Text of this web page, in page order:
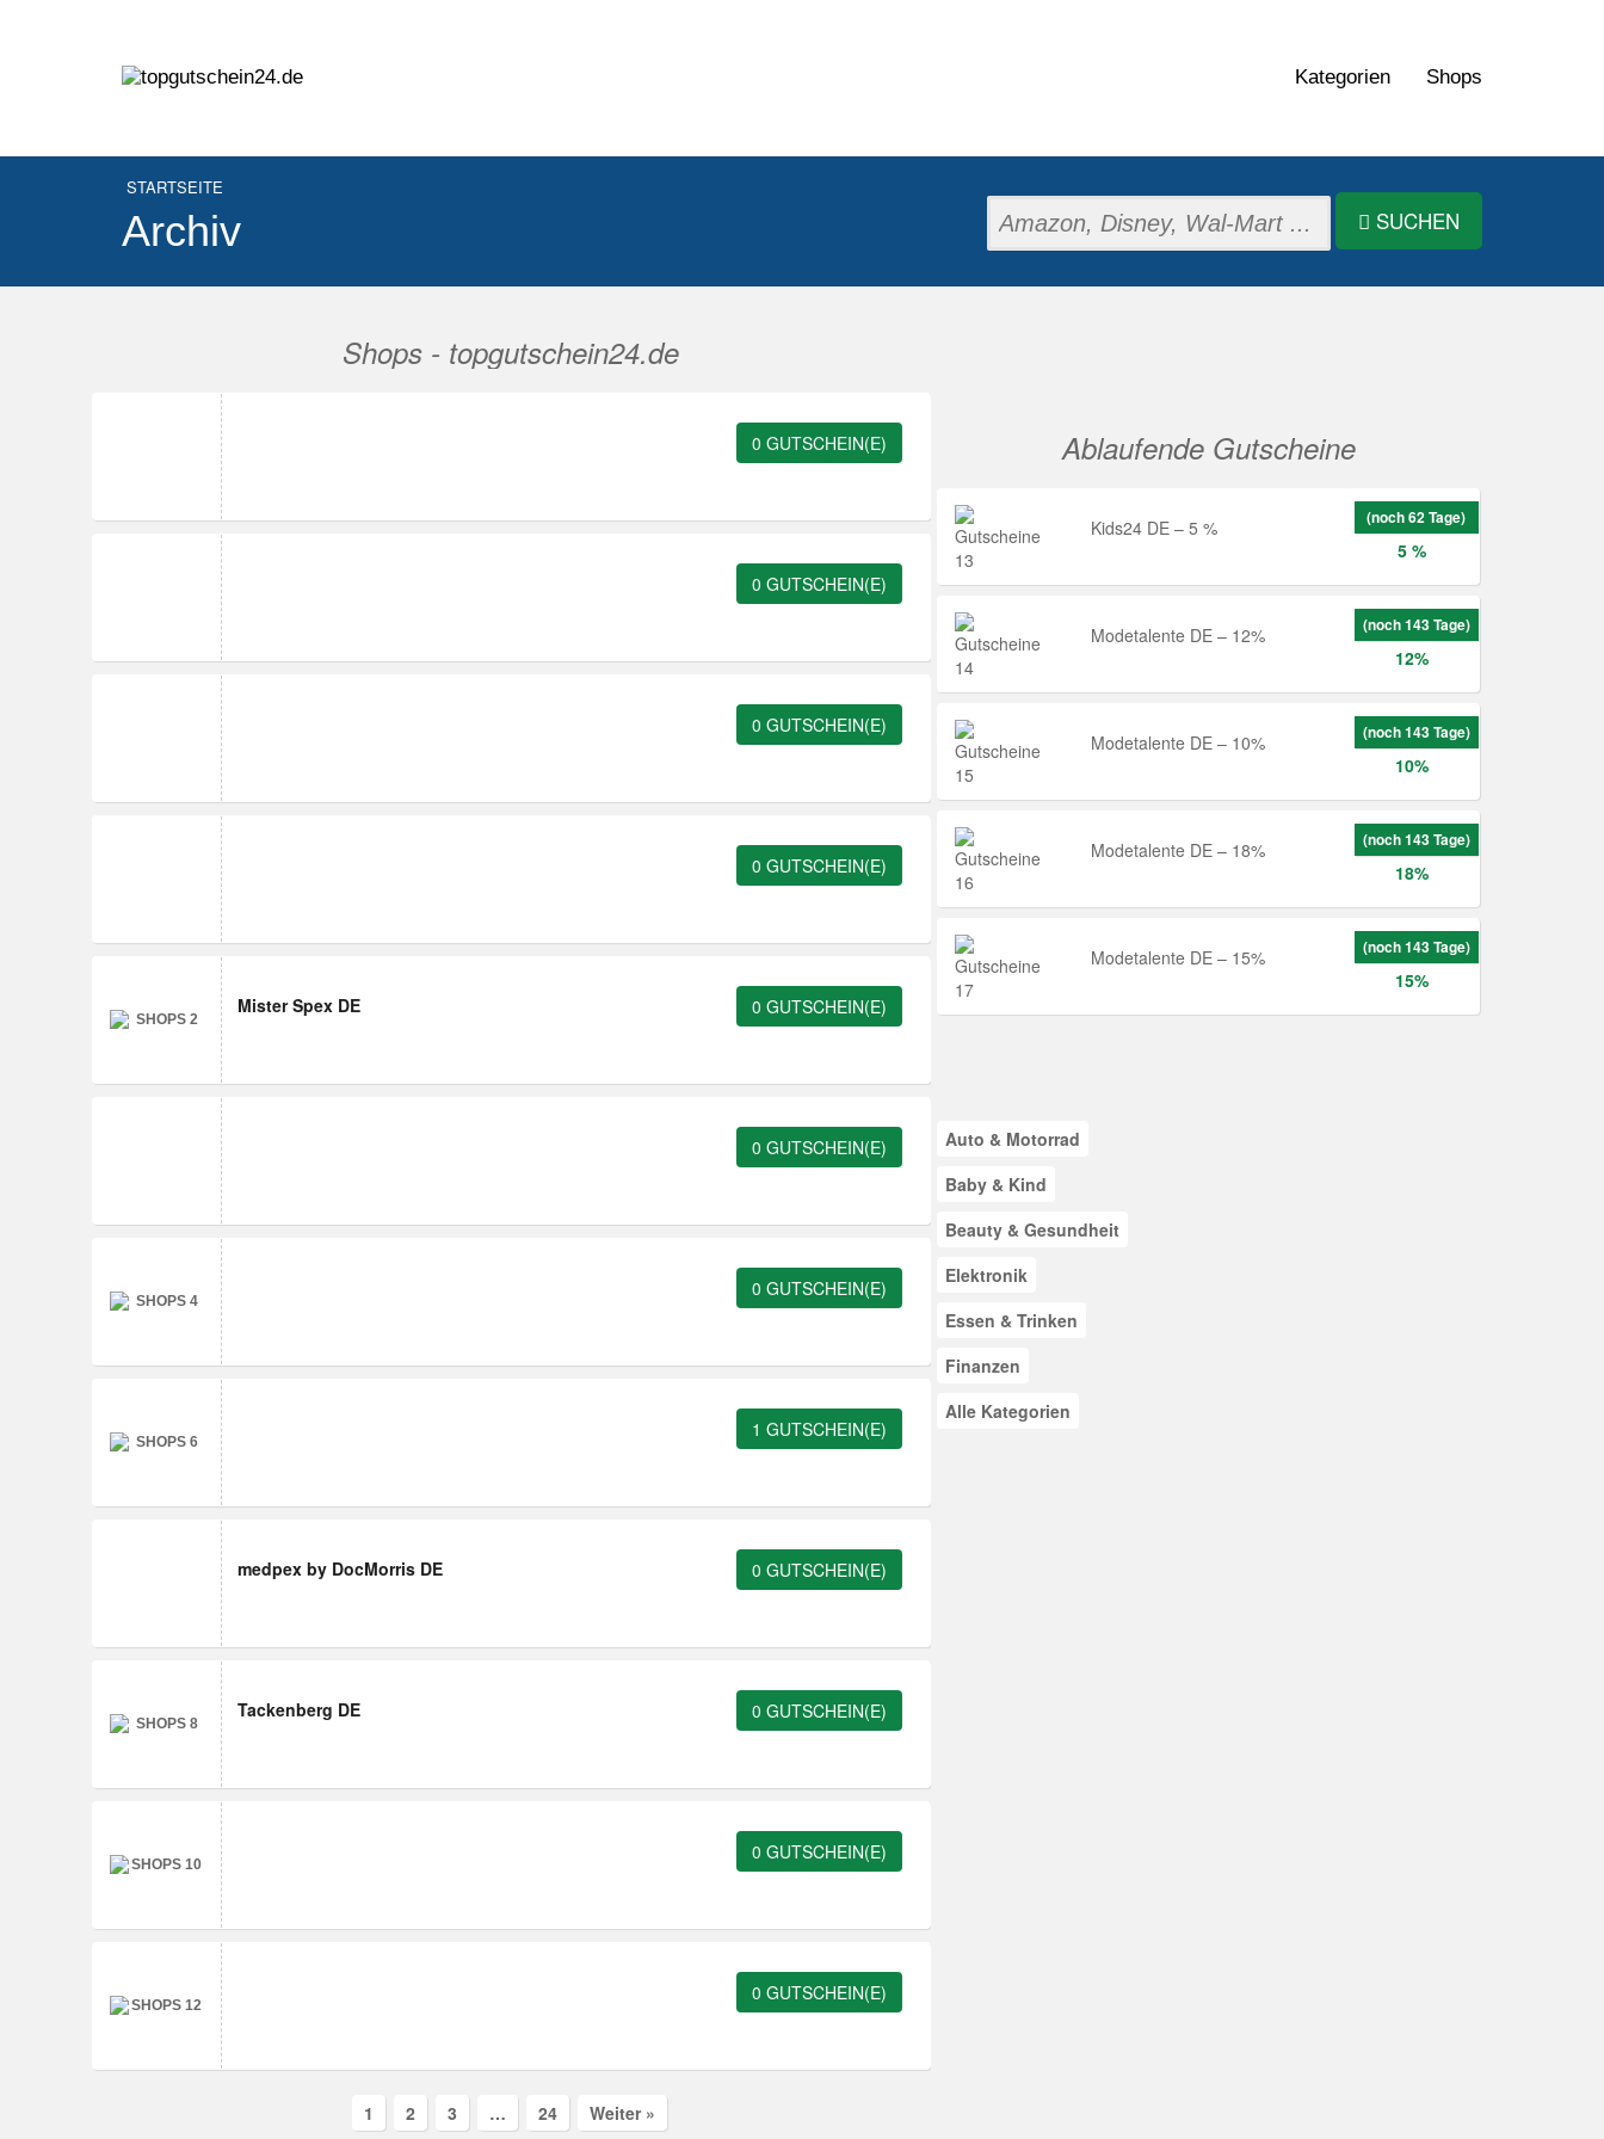
Kategorien Shops
STARTSEITE
Archiv SUCHEN
Shops - topgutschein24.de
0 GUTSCHEIN(E)
0 GUTSCHEIN(E)
0 GUTSCHEIN(E)
0 GUTSCHEIN(E)
Mister Spex DE 0 GUTSCHEIN(E)
0 GUTSCHEIN(E)
0 GUTSCHEIN(E)
1 GUTSCHEIN(E)
medpex by DocMorris DE 0 GUTSCHEIN(E)
Tackenberg DE 0 GUTSCHEIN(E)
0 GUTSCHEIN(E)
0 GUTSCHEIN(E)
1 2 3 … 24 Weiter »
Ablaufende Gutscheine
Kids24 DE – 5 % (noch 62 Tage)
5 %
Modetalente DE – 12% (noch 143 Tage)
12%
Modetalente DE – 10% (noch 143 Tage)
10%
Modetalente DE – 18% (noch 143 Tage)
18%
Modetalente DE – 15% (noch 143 Tage)
15%
Auto & Motorrad
Baby & Kind
Beauty & Gesundheit
Elektronik
Essen & Trinken
Finanzen
Alle Kategorien